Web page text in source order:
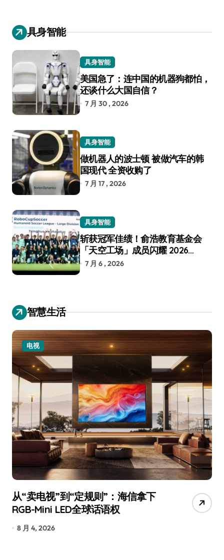
具身智能
具身智能
美国急了：连中国的机器狗都怕，
还谈什么大国自信？
7 月 30 , 2026
具身智能
做机器人的波士顿 被做汽车的韩
国现代 全资收购了
7 月 17 , 2026
具身智能
斩获冠军佳绩！俞浩教育基金会
「天空工场」成员闪耀 2026
RoboCup 机器人世界杯
7 月 6 , 2026
智慧生活
电视
从“卖电视”到“定规则”：海信拿下
RGB-Mini LED全球话语权
8 月 4, 2026